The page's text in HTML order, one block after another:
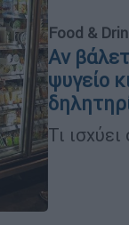
Food &
Αν
ψυγείο
Τι